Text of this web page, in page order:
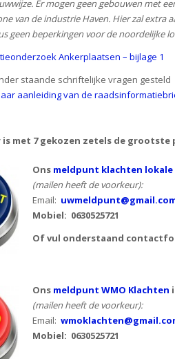
Er mogen geen gebouwen met
van de industrie Haven. Hier zal
geen beperkingen voor de noordelijke
Ankerplaatsen – bijlage 1
staande schriftelijke vragen gesteld
aanleiding van de
met 7 gekozen zetels de
Ons meldpunt klachten lokale
(mailen heeft de voorkeur):
Email:
Mobiel: 0630525721
Of vul onderstaand
Ons meldpunt WMO Klachten
(mailen heeft de voorkeur):
Email:
Mobiel: 0630525721